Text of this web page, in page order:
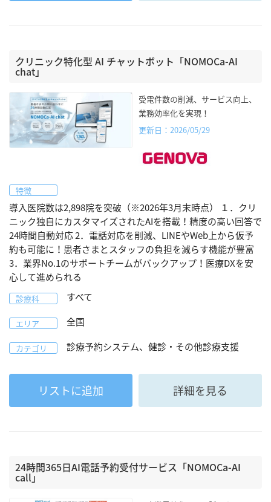
クリニック特化型 AI チャットボット「NOMOCa-AI
chat」
受電件数の削減、サービス向上、
業務効率化を実現！
更新日：2026/05/29
特徴
導入医院数は2,898院を突破（※2026年3月末時点） １．クリ
ニック独自にカスタマイズされたAIを搭載！精度の高い回答で
24時間自動対応 2．電話対応を削減、LINEやWeb上から仮予
約も可能に！患者さまとスタッフの負担を減らす機能が豊富
3．業界No.1のサポートチームがバックアップ！医療DXを安
心して進められる
診療科 すべて
エリア 全国
カテゴリ 診療予約システム、健診・その他診療支援
リストに追加 詳細を見る
24時間365日AI電話予約受付サービス「NOMOCa-AI
call」